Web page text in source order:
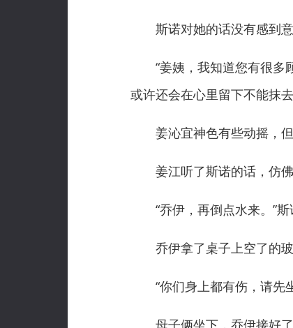
斯诺对她的话没有感到意
“姜姨，我知道您有很多顾
或许还会在心里留下不能抹
姜沁宜神色有些动摇，但
姜江听了斯诺的话，仿佛
“乔伊，再倒点水来。”斯
乔伊拿了桌子上空了的玻
“你们身上都有伤，请先
母子俩坐下，乔伊接好了